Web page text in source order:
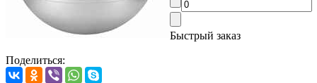
Поделиться:
Быстрый заказ